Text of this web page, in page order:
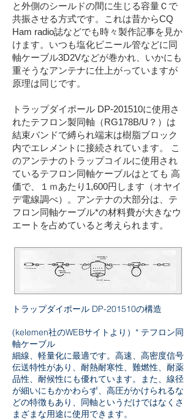
と外側のシールドの間に生じる容量Ｃで
共振させる方式です。これは昔からCQ
Ham radio誌などでも時々製作記事を見か
けます。いつも塩化ビニール管などに同
軸ケーブル3D2Vなどが巻かれ、いかにも
重そうなアンテナに仕上がっていますが
原理は同じです。
トラップダイポール DP-201510に使用さ
れたテフロン製同軸（RG178B/U？）は
結束バンドで縛られ端末は樹脂ブロック
内でエレメントに接続されています。 こ
のアンテナのトラップコイルに使用され
ているテフロン同軸ケーブルはとても 高
価で、１ｍあたり1,600円します（オヤイ
デ電線調べ）。アンテナの大部分は、テ
フロン同軸ケーブル*の材料費が大きなウ
エートを占めていると考えられます。
トラップダイポール DP-201510の構造
(kelemen社のWEBサイトより）* テフロン同
軸ケーブル
細線、軽量化に最適です。高速、高密度信号
伝送特性があり、耐熱耐寒性、難燃性、耐薬
品性、耐候性にも優れています。また、線径
が細いにもかかわらず、高圧がかけられるな
どの特徴もあり、同軸というだけではなくさ
まざまな用途に使用できます。